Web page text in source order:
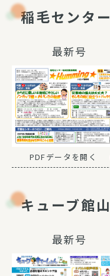
稲毛センター
最新号
PDFデータを開く
キューブ館山
最新号